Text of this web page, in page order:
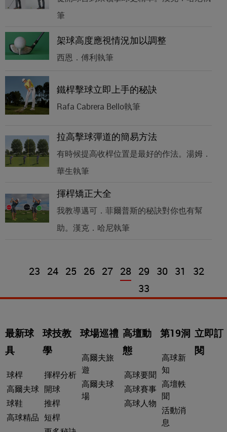
筆
架球高度應視情況加以調整
西恩．傅利執筆
鐵桿擊球立即上手的秘訣
Rafa Cabrera Bello執筆
拉高擊球彈道的簡易方法
有時候提高收桿位置是最好的作法。湯姆．
華生執筆
揮桿矯正大全
我教導邁可．菲爾普斯的秘訣對你也有幫
助。漢克．哈尼執筆
23 24 25 26 27 28 29 30 31
32
33
最新球
具
球桿
高爾夫球
球鞋
高球精品
球技教
學
揮桿分析
開球
推桿
短桿
球場巡禮
高爾夫旅
遊
高爾夫球
場
高壇動
態
高球要聞
高球賽事
高球人物
第19洞
高球新
知
高壇軼
聞
活動消
息
立即訂
閱